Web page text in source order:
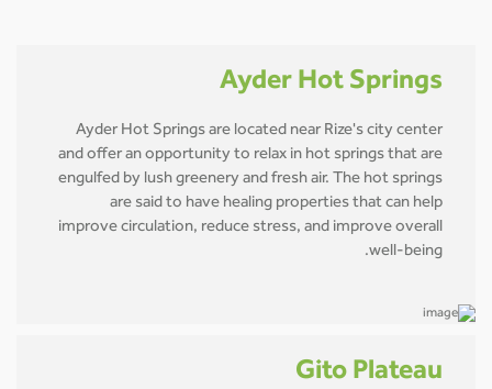
Ayder Hot Springs
Ayder Hot Springs are located near Rize's city center
and offer an opportunity to relax in hot springs that are
engulfed by lush greenery and fresh air. The hot springs
are said to have healing properties that can help
improve circulation, reduce stress, and improve overall
well-being.
Gito Plateau